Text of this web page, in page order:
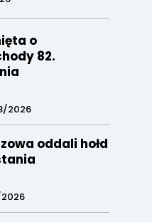
o
82.
2026
oddali hołd